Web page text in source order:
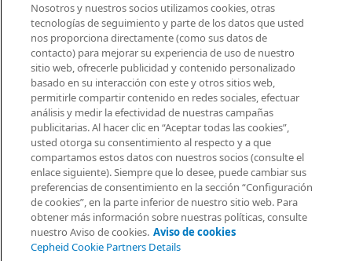
GeneXpert®, Xpert® e I-CORE® son marcas comerciales de
Cepheid, registradas en los EE. UU. y otros países.
Nosotros y nuestros socios utilizamos cookies, otras
tecnologías de seguimiento y parte de los datos que usted
nos proporciona directamente (como sus datos de
contacto) para mejorar su experiencia de uso de nuestro
sitio web, ofrecerle publicidad y contenido personalizado
basado en su interacción con este y otros sitios web,
permitirle compartir contenido en redes sociales, efectuar
análisis y medir la efectividad de nuestras campañas
publicitarias. Al hacer clic en “Aceptar todas las cookies”,
usted otorga su consentimiento al respecto y a que
compartamos estos datos con nuestros socios (consulte el
enlace siguiente). Siempre que lo desee, puede cambiar sus
preferencias de consentimiento en la sección “Configuración
de cookies”, en la parte inferior de nuestro sitio web. Para
obtener más información sobre nuestras políticas, consulte
nuestro Aviso de cookies. Aviso de cookies
Cepheid Cookie Partners Details